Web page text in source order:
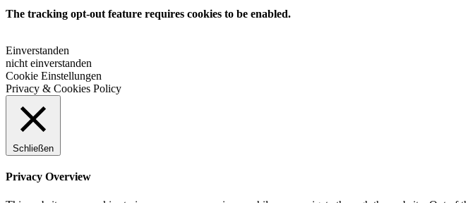
The tracking opt-out feature requires cookies to be enabled.
Einverstanden
nicht einverstanden
Cookie Einstellungen
Privacy & Cookies Policy
Schließen
Privacy Overview